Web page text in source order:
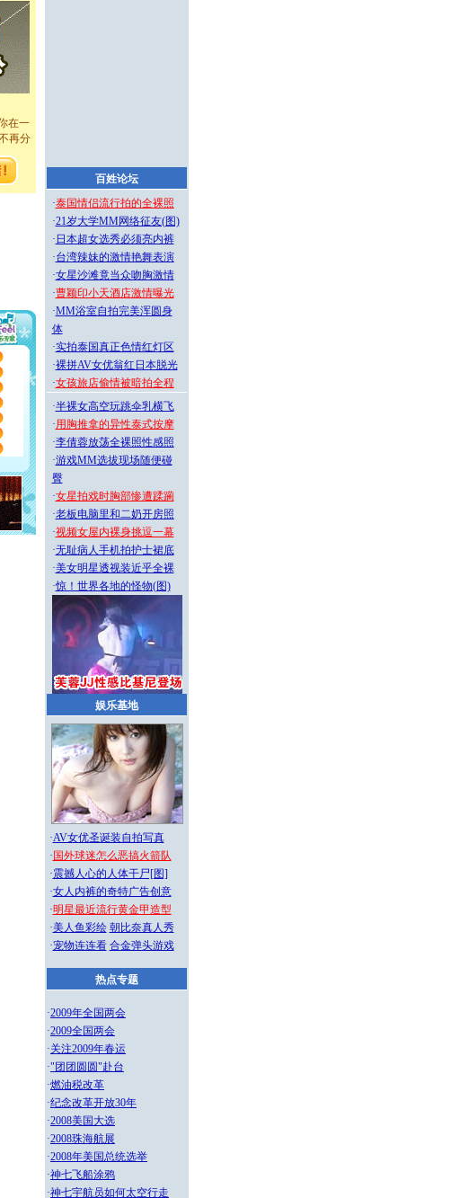
!天
福,
我会
，吻
一
再分
哭
猪不
千万
才
!天
福,
我会
，吻
在一
再分
地哭
猪不
百姓论坛
·泰国情侣流行拍的全裸照
·21岁大学MM网络征友(图)
· 日本超女选秀必须亮内裤
·台湾辣妹的激情艳舞表演
·女星沙滩竟当众吻胸激情
·曹颖印小天酒店激情曝光
·MM浴室自拍完美浑圆身
体
·实拍泰国真正色情红灯区
·裸拼AV女优翁红日本脱光
·女孩旅店偷情被暗拍全程
·半裸女高空玩跳伞乳横飞
·用胸推拿的异性泰式按摩
·李倩蓉放荡全裸照性感照
·游戏MM选拔现场随便碰
臀
·女星拍戏时胸部惨遭蹂躏
·老板电脑里和二奶开房照
·视频女屋内裸身挑逗一幕
·无耻病人手机拍护士裙底
·美女明星透视装近乎全裸
·惊！世界各地的怪物(图)
娱乐基地
·AV女优圣诞装自拍写真
· 国外球迷怎么恶搞火箭队
·震撼人心的人体干尸[图]
·女人内裤的奇特广告创意
·明星最近流行黄金甲造型
·美人鱼彩绘 朝比奈真人秀
·宠物连连看 合金弹头游戏
热点专题
·2009年全国两会
·2009全国两会
·关注2009年春运
·"团团圆圆"赴台
·燃油税改革
·纪念改革开放30年
·2008美国大选
·2008珠海航展
·2008年美国总统选举
·神七飞船涂鸦
·神七宇航员如何太空行走